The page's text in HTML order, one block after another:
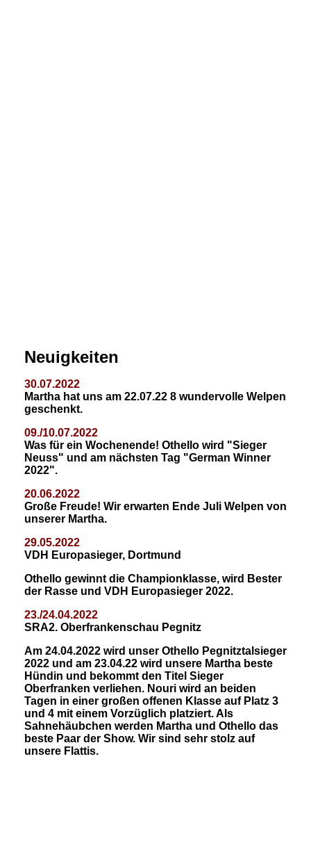
Neuigkeiten
30.07.2022
Martha hat uns am 22.07.22 8 wundervolle Welpen
geschenkt.
09./10.07.2022
Was für ein Wochenende! Othello wird "Sieger
Neuss" und am nächsten Tag "German Winner
2022".
20.06.2022
Große Freude! Wir erwarten Ende Juli Welpen von
unserer Martha.
29.05.2022
VDH Europasieger, Dortmund
Othello gewinnt die Championklasse, wird Bester
der Rasse und VDH Europasieger 2022.
23./24.04.2022
SRA2. Oberfrankenschau Pegnitz
Am 24.04.2022 wird unser Othello Pegnitztalsieger
2022 und am 23.04.22 wird unsere Martha beste
Hündin und bekommt den Titel Sieger
Oberfranken verliehen. Nouri wird an beiden
Tagen in einer großen offenen Klasse auf Platz 3
und 4 mit einem Vorzüglich platziert. Als
Sahnehäubchen werden Martha und Othello das
beste Paar der Show. Wir sind sehr stolz auf
unsere Flattis.